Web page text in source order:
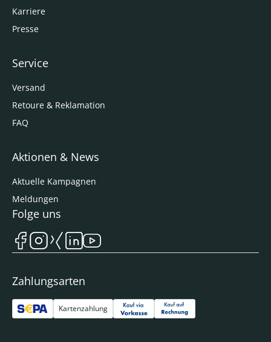
Karriere
Presse
Service
Versand
Retoure & Reklamation
FAQ
Aktionen & News
Aktuelle Kampagnen
Meldungen
Zahlungsarten
Kartenzahlung
Folge uns